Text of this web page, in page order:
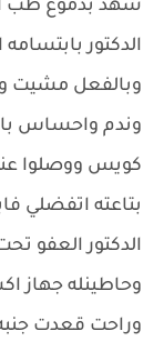
شهد بدموع طب
الدكتور
وبالفعل مشيت
وندم واحساس
كويس ووصلوا
بتاعته اتفضلي
الدكتور العفو
وحاطينله جهاز
وراحت قعدت